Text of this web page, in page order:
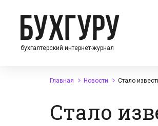
бухгалтерский интернет-журнал
Главная Новости Стало
Стало